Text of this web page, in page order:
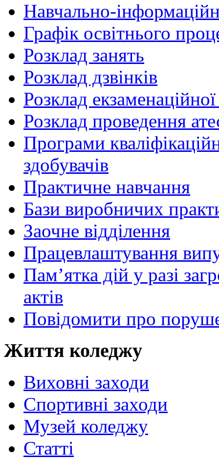
Навчально-
Графік освітнього
Розклад занять
Розклад дзвінків
Розклад екзаменаційної
Розклад проведення
Програми
здобувачів
Практичне навчання
Бази виробничих
Заочне відділення
Працевлаштування
Пам’ятка дій у разі
актів
Повідомити про
Життя коледжу
Виховні заходи
Спортивні заходи
Музей коледжу
Статті